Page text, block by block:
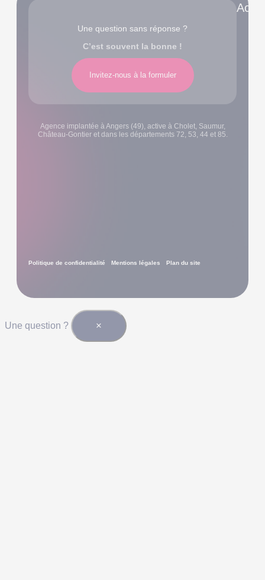
Une question sans réponse ?
C’est souvent la bonne !
Invitez-nous à la formuler
Agence implantée à Angers (49), active à Cholet, Saumur,
Château-Gontier et dans les départements 72, 53, 44 et 85.
Politique de confidentialité Mentions légales Plan du site
Une question ? ×